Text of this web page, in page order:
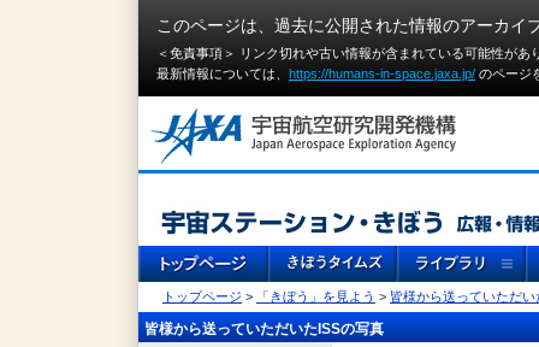
このページは、過去に公開された情報のアーカイ
＜免責事項＞ リンク切れや古い情報が含まれている可能性が
最新情報については、 https://humans-in-space.jaxa.jp/ のページ
トップページ > 「きぼう」を見よう > 皆様から送っていただい
皆様から送っていただいたISSの写真